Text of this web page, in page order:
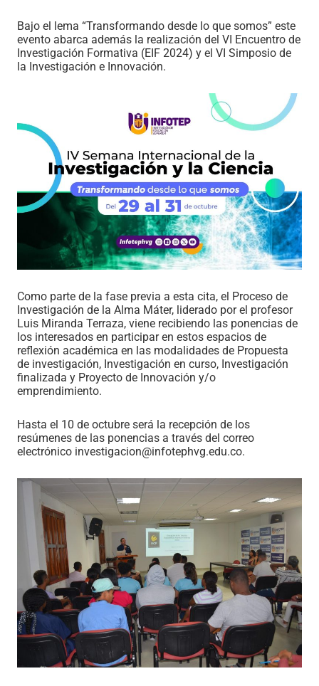
Bajo el lema “Transformando desde lo que somos” este
evento abarca además la realización del VI Encuentro de
Investigación Formativa (EIF 2024) y el VI Simposio de
la Investigación e Innovación.
Como parte de la fase previa a esta cita, el Proceso de
Investigación de la Alma Máter, liderado por el profesor
Luis Miranda Terraza, viene recibiendo las ponencias de
los interesados en participar en estos espacios de
reflexión académica en las modalidades de Propuesta
de investigación, Investigación en curso, Investigación
finalizada y Proyecto de Innovación y/o
emprendimiento.
Hasta el 10 de octubre será la recepción de los
resúmenes de las ponencias a través del correo
electrónico investigacion@infotephvg.edu.co.